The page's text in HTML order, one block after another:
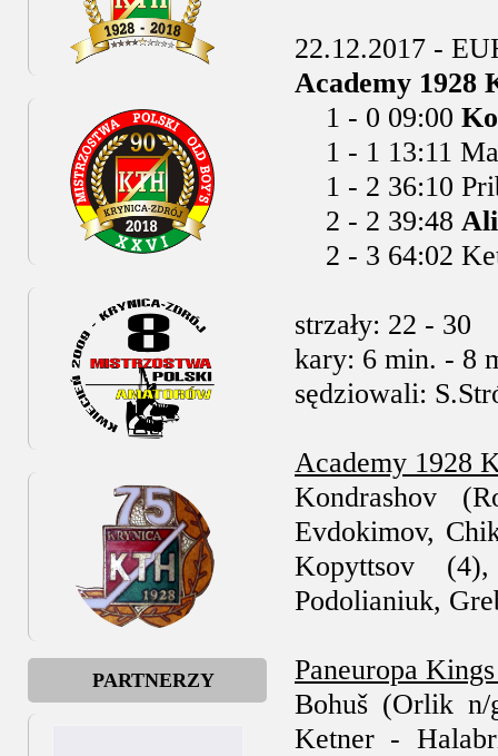
PARTNERZY
22.12.2017 -
Academy 1928
1 - 0 09:00
1 - 1 13:11
1 - 2 36:10
2 - 2 39:48
2 - 3 64:02
strzały: 22 - 30
kary: 6 min. - 8
sędziowali:
Academy 1928
Kondrashov
Evdokimov,
Kopyttsov
Podolianiuk,
Paneuropa
Bohuš (Orlik
Ketner -